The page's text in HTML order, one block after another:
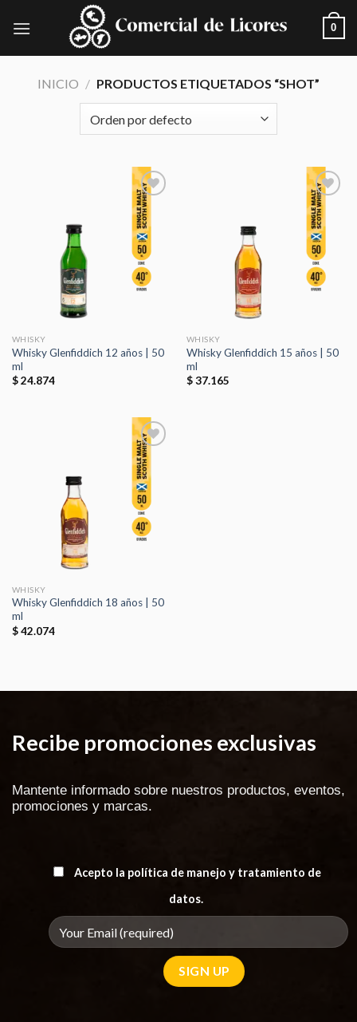
0
INICIO / PRODUCTOS ETIQUETADOS “SHOT”
Añadir
a la
lista de
deseos
WHISKY
Whisky Glenfiddich 12 años | 50
ml
$24.874
Añadir
a la
lista de
deseos
WHISKY
Whisky Glenfiddich 15 años | 50
ml
$37.165
Añadir
a la
lista de
deseos
WHISKY
Whisky Glenfiddich 18 años | 50
ml
$42.074
Recibe promociones exclusivas
Mantente informado sobre nuestros productos, eventos,
promociones y marcas.
Acepto la política de manejo y tratamiento de
datos.